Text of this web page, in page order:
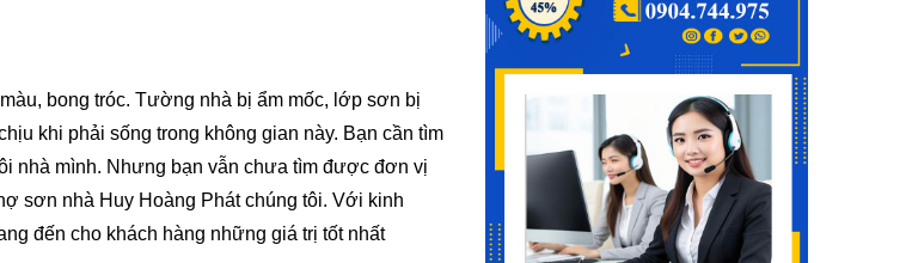
bong tróc. Tường nhà bị ẩm mốc, lớp sơn bị
khi phải sống trong không gian này. Bạn cần tìm
nhà mình. Nhưng bạn vẫn chưa tìm được đơn vị
sơn nhà Huy Hoàng Phát chúng tôi. Với kinh
đến cho khách hàng những giá trị tốt nhất